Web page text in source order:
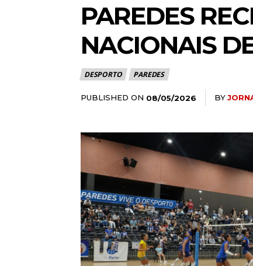
PAREDES
NACIONAIS
DESPORTO PAREDES
PUBLISHED ON 08/05/2026 BY